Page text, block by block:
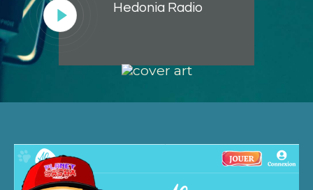
Hedonia Radio